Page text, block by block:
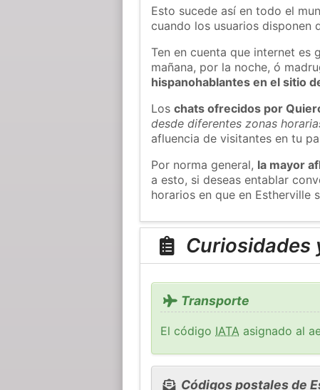
Esto sucede así en todo el
cuando los usuarios disponen
Ten en cuenta que internet es
mañana, por la noche, ó
hispanohablantes en el sitio
Loschats ofrecidos por
desde diferentes zonas
afluencia de visitantes en tu
Por norma general, la mayor
a esto, si deseas entablar
horarios en que en Estherville
Curiosidades
Transporte
El código IATA asignado al
Códigos postales de